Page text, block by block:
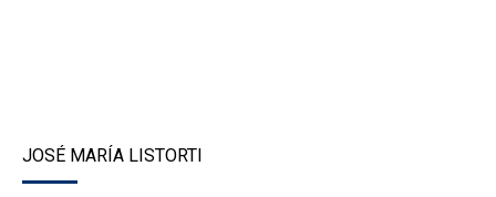
JOSÉ MARÍA LISTORTI